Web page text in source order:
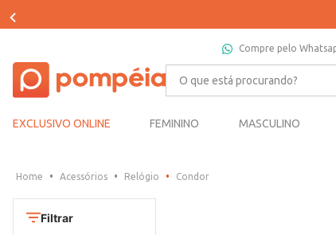
Compre pelo
O que está procurando?
EXCLUSIVO ONLINE FEMININO MASCULINO
Acessórios Relógio Condor
Filtrar